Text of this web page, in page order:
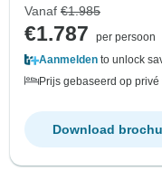
Vanaf €1.985
€1.787
per persoon
Aanmelden to unlock
Prijs gebaseerd op
Download